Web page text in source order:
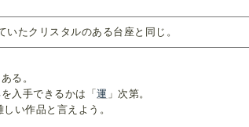
たクリスタルのある台座と同じ。
る。
入手できるかは「運 」次第。
い作品と言えよう。